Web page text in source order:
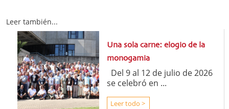
Leer también...
Una sola carne: elogio de la
monogamia
Del 9 al 12 de julio de 2026
se celebró en ...
Leer todo >